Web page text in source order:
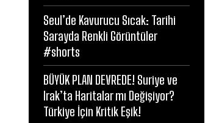
Seul’de Kavurucu Sıcak: Tarihi
Sarayda Renkli Görüntüler
#shorts
BÜYÜK PLAN DEVREDE! Suriye ve
Irak’ta Haritalar mı Değişiyor?
Türkiye İçin Kritik Eşik!